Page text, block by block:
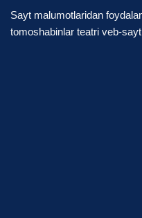
Sayt malumotlaridan
tomoshabinlar teatri veb-